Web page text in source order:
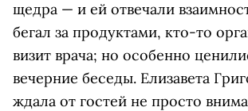
щедра — и ей отвечали
бегал за продуктами, кто-то
визит врача; но особенно
вечерние беседы. Елизавета
ждала от гостей не просто